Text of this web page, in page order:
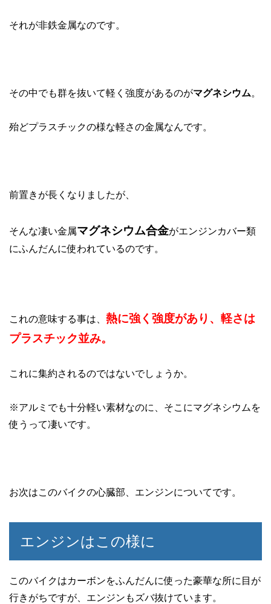
それが非鉄金属なのです。
その中でも群を抜いて軽く強度があるのがマグネシウム。
殆どプラスチックの様な軽さの金属なんです。
前置きが長くなりましたが、
そんな凄い金属マグネシウム合金がエンジンカバー類
にふんだんに使われているのです。
これの意味する事は、 熱に強く強度があり、 軽さは
プラスチック並み。
これに集約されるのではないでしょうか。
※アルミでも十分軽い素材なのに、そこにマグネシウムを
使うって凄いです。
お次はこのバイクの心臓部、エンジンについてです。
エンジンはこの様に
このバイクはカーボンをふんだんに使った豪華な所に目が
行きがちですが、エンジンもズバ抜けています。